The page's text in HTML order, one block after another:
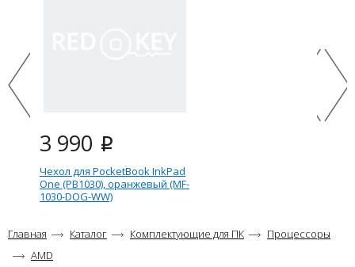
3 990 i
Чехол для PocketBook InkPad
One (PB1030), оранжевый (MF-
1030-DOG-WW)
Главная Каталог Комплектующие для ПК
Процессоры
AMD